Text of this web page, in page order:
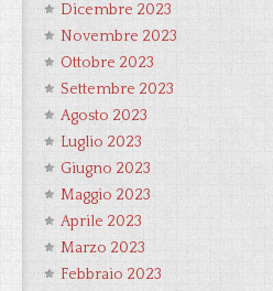
Dicembre 2023
Novembre 2023
Ottobre 2023
Settembre 2023
Agosto 2023
Luglio 2023
Giugno 2023
Maggio 2023
Aprile 2023
Marzo 2023
Febbraio 2023